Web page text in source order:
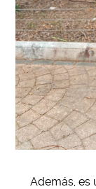
Además, es